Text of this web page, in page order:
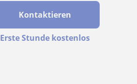
Kontaktieren
Erste Stunde kostenlos